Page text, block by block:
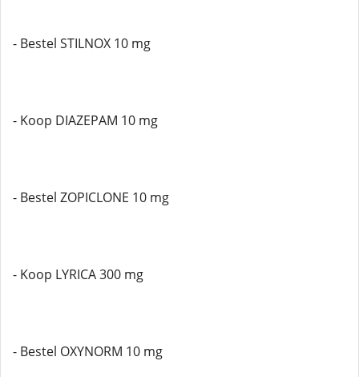
- Bestel STILNOX 10 mg
- Koop DIAZEPAM 10 mg
- Bestel ZOPICLONE 10 mg
- Koop LYRICA 300 mg
- Bestel OXYNORM 10 mg